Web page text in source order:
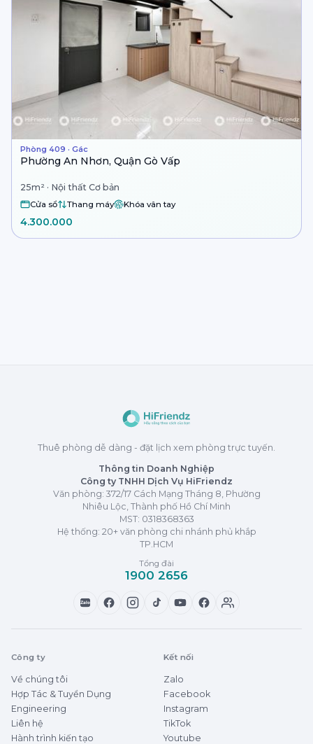
Phòng 409 · Gác
Phường An Nhơn, Quận Gò Vấp
25m² · Nội thất Cơ bản
Cửa sổ Thang máy Khóa vân tay
4.300.000
Thuê phòng dễ dàng - đặt lịch xem phòng trực tuyến.
Thông tin Doanh Nghiệp
Công ty TNHH Dịch Vụ HiFriendz
Văn phòng: 372/17 Cách Mạng Tháng 8, Phường
Nhiêu Lộc, Thành phố Hồ Chí Minh
MST: 0318368363
Hệ thống: 20+ văn phòng chi nhánh phủ khắp
TP.HCM
Tổng đài
1900 2656
Zalo
Công ty
Về chúng tôi
Hợp Tác & Tuyển Dụng
Engineering
Liên hệ
Hành trình kiến tạo
Kết nối
Zalo
Facebook
Instagram
TikTok
Youtube